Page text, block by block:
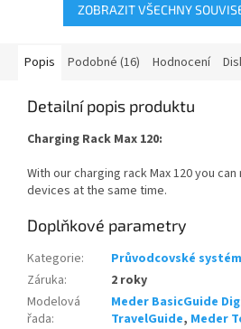
ZOBRAZIT VŠECHNY
Popis Podobné (16) Hodnocení
Detailní popis produktu
Charging Rack Max 120:
With our charging rack Max 120 you
devices at the same time.
Doplňkové parametry
Kategorie:
Průvodcovské
Záruka:
2 roky
Modelová
řada:
Meder BasicGuide
TravelGuide, Meder